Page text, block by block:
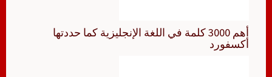
أهم 3000 كلمة في اللغة الإنجليزية كما حددتها
أكسفورد